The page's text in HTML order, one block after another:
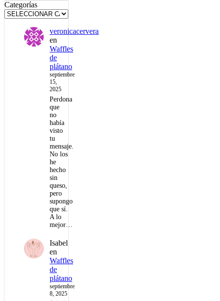
Categorías
veronicacervera
en
Waffles
de
plátano
septiembre
15,
2025
Perdona
que
no
había
visto
tu
mensaje.
No los
he
hecho
sin
queso,
pero
supongo
que sí.
A lo
mejor…
Isabel
en
Waffles
de
plátano
septiembre
8, 2025